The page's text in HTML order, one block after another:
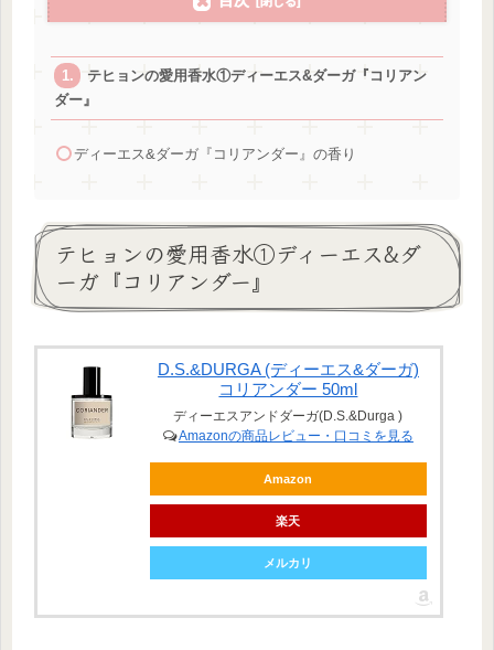
テヒョンの愛用香水①ディーエス&ダーガ『コリアン
ダー』
ディーエス&ダーガ『コリアンダー』の香り
テヒョンの愛用香水①ディーエス&ダ
ーガ『コリアンダー』
D.S.&DURGA (ディーエス&ダーガ)
コリアンダー 50ml
ディーエスアンドダーガ(D.S.&Durga )
Amazonの商品レビュー・口コミを見る
Amazon
楽天
メルカリ